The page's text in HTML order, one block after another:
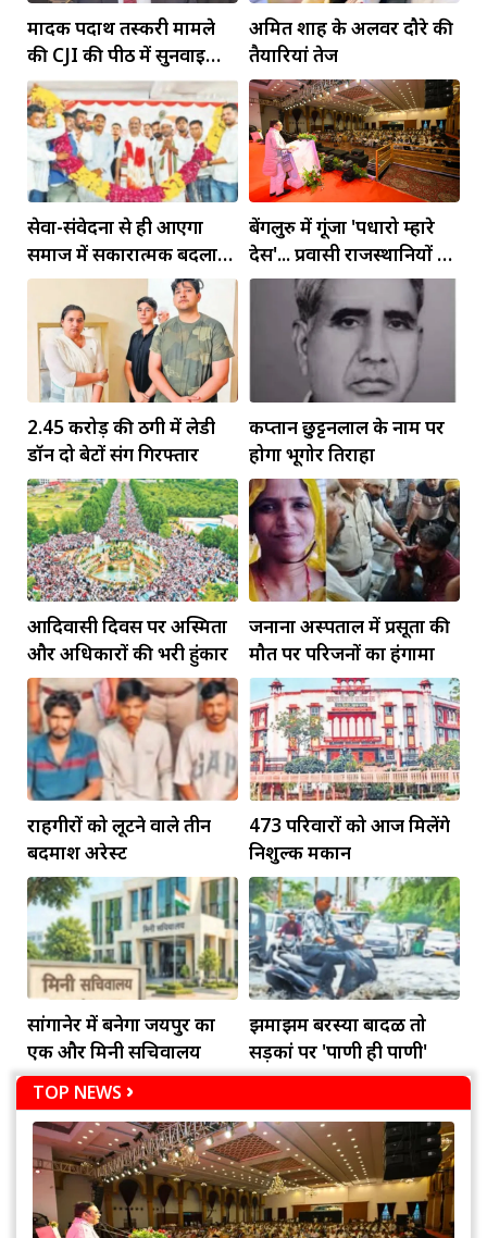
मादक पदार्थ तस्करी मामले
की CJI की पीठ में सुनवाई
आज
अमित शाह के अलवर दौरे की
तैयारियां तेज
सेवा-संवेदना से ही आएगा
समाज में सकारात्मक बदलाव:
बिरला
बेंगलुरु में गूंजा 'पधारो म्हारे
देस'... प्रवासी राजस्थानियों को
सीएम ने दिया न्योता
2.45 करोड़ की ठगी में लेडी
डॉन दो बेटों संग गिरफ्तार
कप्तान छुट्टनलाल के नाम पर
होगा भूगोर तिराहा
आदिवासी दिवस पर अस्मिता
और अधिकारों की भरी हुंकार
जनाना अस्पताल में प्रसूता की
मौत पर परिजनों का हंगामा
राहगीरों को लूटने वाले तीन
बदमाश अरेस्ट
473 परिवारों को आज मिलेंगे
निशुल्क मकान
सांगानेर में बनेगा जयपुर का
एक और मिनी सचिवालय
झमाझम बरस्या बादळ तो
सड़कां पर 'पाणी ही पाणी'
TOP NEWS